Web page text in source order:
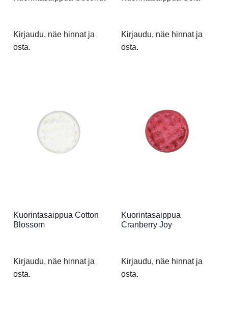
Kirjaudu, näe hinnat ja
osta.
Kirjaudu, näe hinnat ja
osta.
Kuorintasaippua Cotton
Blossom
Kirjaudu, näe hinnat ja
osta.
Kuorintasaippua
Cranberry Joy
Kirjaudu, näe hinnat ja
osta.